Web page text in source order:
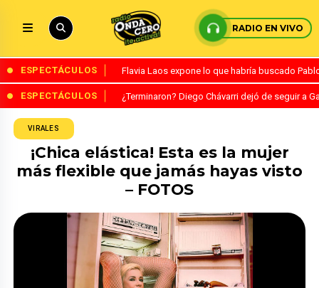
RADIO EN VIVO
ESPECTÁCULOS Flavia Laos expone lo que habría buscado
ESPECTÁCULOS ¿Terminaron? Diego Chávarri dejó de seguir a
VIRALES
¡Chica elástica! Esta es la mujer
más flexible que jamás hayas visto
– FOTOS